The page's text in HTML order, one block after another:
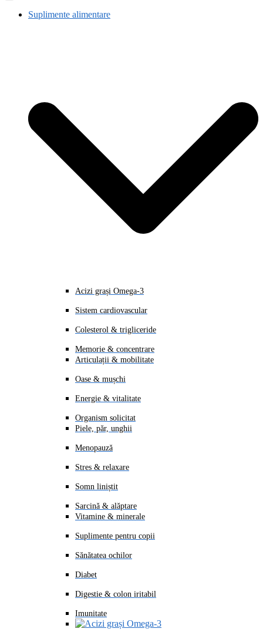
Suplimente alimentare
Acizi grași Omega-3
Sistem cardiovascular
Colesterol & trigliceride
Memorie & concentrare
Articulații & mobilitate
Oase & mușchi
Energie & vitalitate
Organism solicitat
Piele, păr, unghii
Menopauză
Stres & relaxare
Somn liniștit
Sarcină & alăptare
Vitamine & minerale
Suplimente pentru copii
Sănătatea ochilor
Diabet
Digestie & colon iritabil
Imunitate